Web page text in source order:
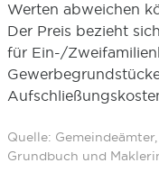
Werten abweichen
Der Preis bezieht
für Ein-/
Quelle:
Grundbuch und